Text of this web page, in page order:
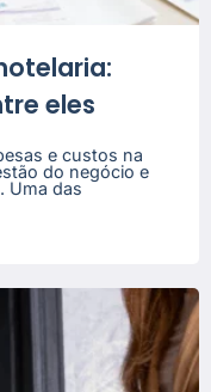
eles
e custos na
do negócio e
Uma das